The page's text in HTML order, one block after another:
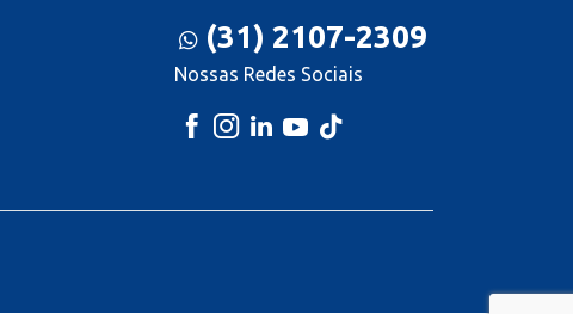
(31) 2107-2309
Nossas Redes Sociais